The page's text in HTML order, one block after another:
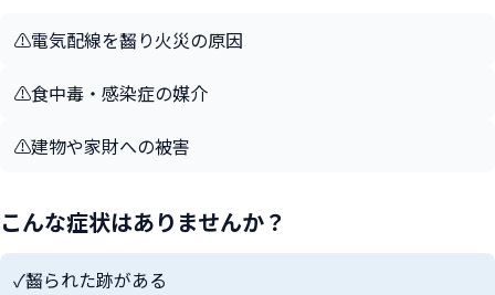
⚠️電気配線を齧り火災の原因
⚠️食中毒・感染症の媒介
⚠️建物や家財への被害
こんな症状はありませんか？
✓齧られた跡がある